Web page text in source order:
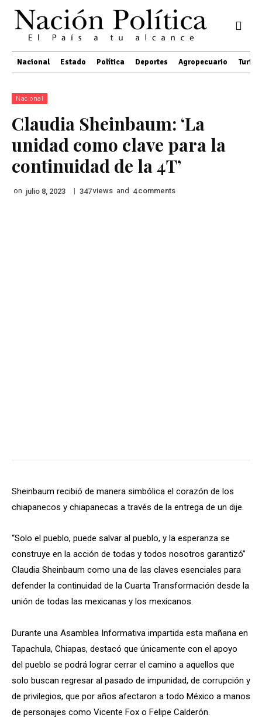
Nacional Estado Política Deportes Agropecuario
Nacional
Claudia Sheinbaum: ‘La
unidad como clave para la
continuidad de la 4T’
on julio 8, 2023 | 347views and 4 comments
Sheinbaum recibió de manera simbólica el corazón de los
chiapanecos y chiapanecas a través de la entrega de un dije.
“Solo el pueblo, puede salvar al pueblo, y la esperanza se
construye en la acción de todas y todos nosotros garantizó”
Claudia Sheinbaum como una de las claves esenciales para
defender la continuidad de la Cuarta Transformación desde la
unión de todas las mexicanas y los mexicanos.
Durante una Asamblea Informativa impartida esta mañana en
Tapachula, Chiapas, destacó que únicamente con el apoyo
del pueblo se podrá lograr cerrar el camino a aquellos que
solo buscan regresar al pasado de impunidad, de corrupción y
de privilegios, que por años afectaron a todo México a manos
de personajes como Vicente Fox o Felipe Calderón.